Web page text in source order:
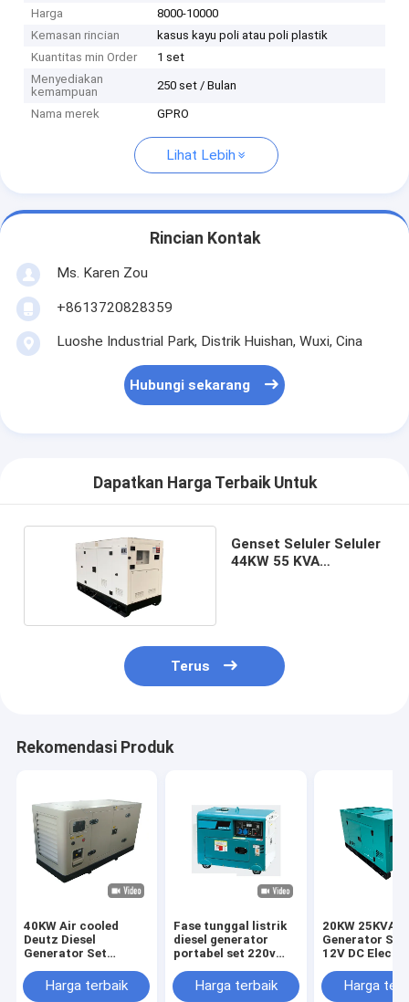
Harga
8000-10000
Kemasan rincian
kasus kayu poli atau poli plastik
Kuantitas min Order
1 set
Menyediakan
kemampuan
250 set / Bulan
Nama merek GPRO
Lihat Lebih
Rincian Kontak
Ms. Karen Zou
+8613720828359
Luoshe Industrial Park, Distrik Huishan, Wuxi, Cina
Hubungi sekarang
Dapatkan Harga Terbaik Untuk
Genset Seluler Seluler
44KW 55 KVA
Terus
Rekomendasi Produk
40KW Air cooled
Deutz Diesel
Generator Set
Generating 50KVA
Harga terbaik
Fase tunggal listrik
diesel generator
portabel set 220v
Harga terbaik
20KW 25KVA
Generator
12V DC
Heavy-Duty
Construction
Harga